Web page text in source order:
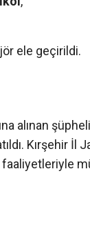
ele geçirildi.
alınan
Kırşehir İl
faaliyetleriyle